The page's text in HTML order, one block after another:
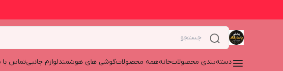
دسته‌بندی محصولاتخانههمه محصولاتگوشی های هوشمندلوازم جانبیتماس با